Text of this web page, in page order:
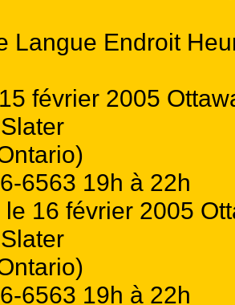
Langue Endroit
février 2005
6563 19h à 22h
le 16 février 2005
6563 19h à 22h